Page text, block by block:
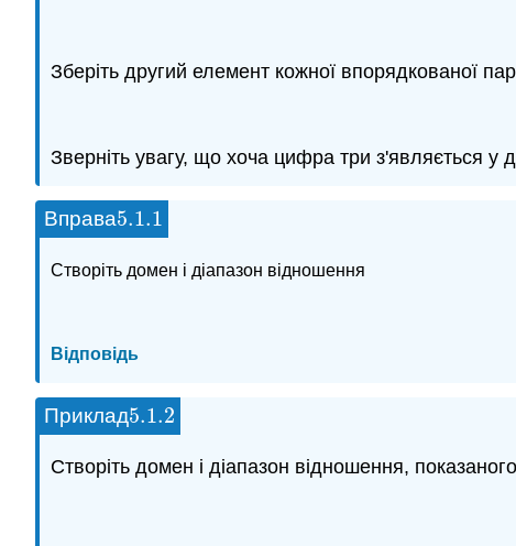
Зберіть другий елемент кожної впорядкованої
Зверніть увагу, що хоча цифра три з'являється у
Вправа5.1.1
5.1.1
Створіть домен і діапазон відношення
Відповідь
Приклад5.1.2
5.1.2
Створіть домен і діапазон відношення,